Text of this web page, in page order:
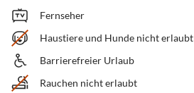
Fernseher
Haustiere und Hunde nicht erlaubt
Barrierefreier Urlaub
Rauchen nicht erlaubt